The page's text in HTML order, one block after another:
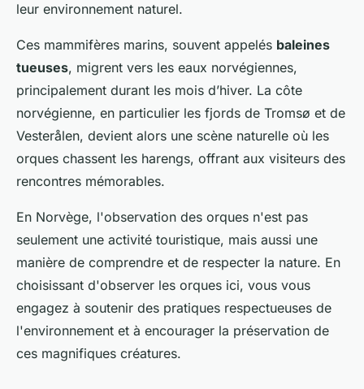
leur environnement naturel.
Ces mammifères marins, souvent appelés baleines
tueuses, migrent vers les eaux norvégiennes,
principalement durant les mois d’hiver. La côte
norvégienne, en particulier les fjords de Tromsø et de
Vesterålen, devient alors une scène naturelle où les
orques chassent les harengs, offrant aux visiteurs des
rencontres mémorables.
En Norvège, l'observation des orques n'est pas
seulement une activité touristique, mais aussi une
manière de comprendre et de respecter la nature. En
choisissant d'observer les orques ici, vous vous
engagez à soutenir des pratiques respectueuses de
l'environnement et à encourager la préservation de
ces magnifiques créatures.